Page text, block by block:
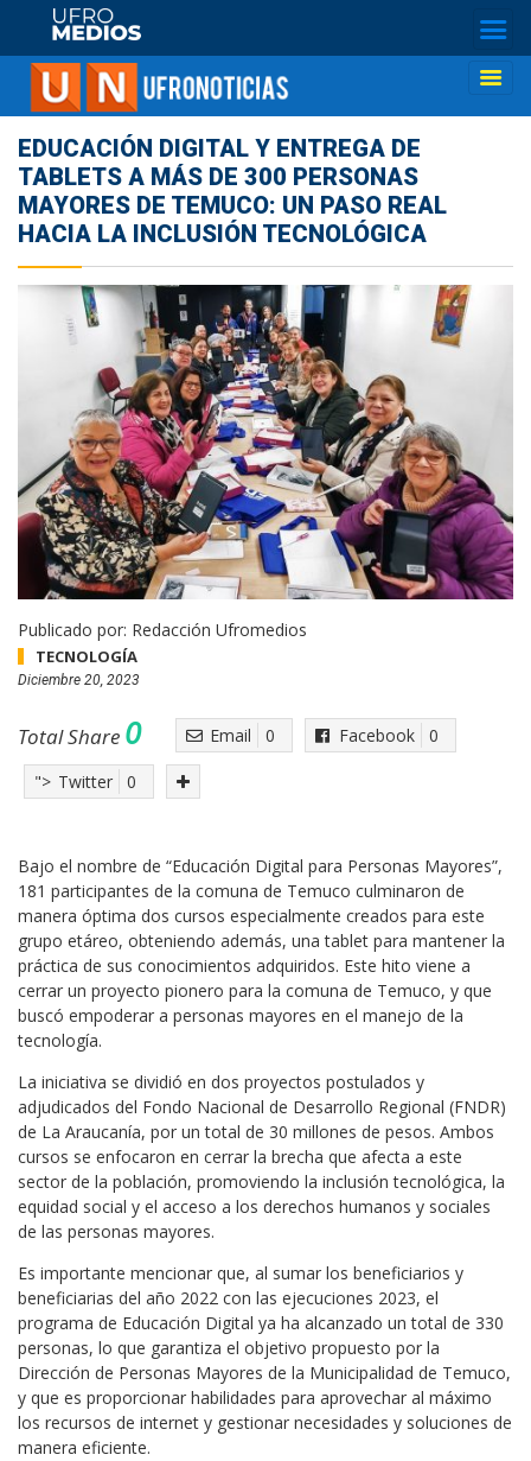
EDUCACIÓN DIGITAL Y ENTREGA DE
TABLETS A MÁS DE 300 PERSONAS
MAYORES DE TEMUCO: UN PASO REAL
HACIA LA INCLUSIÓN TECNOLÓGICA
Publicado por: Redacción Ufromedios
TECNOLOGÍA
Diciembre 20, 2023
Total Share 0 Email 0 Facebook 0
"> Twitter 0
Bajo el nombre de “Educación Digital para Personas Mayores”,
181 participantes de la comuna de Temuco culminaron de
manera óptima dos cursos especialmente creados para este
grupo etáreo, obteniendo además, una tablet para mantener la
práctica de sus conocimientos adquiridos. Este hito viene a
cerrar un proyecto pionero para la comuna de Temuco, y que
buscó empoderar a personas mayores en el manejo de la
tecnología.
La iniciativa se dividió en dos proyectos postulados y
adjudicados del Fondo Nacional de Desarrollo Regional (FNDR)
de La Araucanía, por un total de 30 millones de pesos. Ambos
cursos se enfocaron en cerrar la brecha que afecta a este
sector de la población, promoviendo la inclusión tecnológica, la
equidad social y el acceso a los derechos humanos y sociales
de las personas mayores.
Es importante mencionar que, al sumar los beneficiarios y
beneficiarias del año 2022 con las ejecuciones 2023, el
programa de Educación Digital ya ha alcanzado un total de 330
personas, lo que garantiza el objetivo propuesto por la
Dirección de Personas Mayores de la Municipalidad de Temuco,
y que es proporcionar habilidades para aprovechar al máximo
los recursos de internet y gestionar necesidades y soluciones de
manera eficiente.